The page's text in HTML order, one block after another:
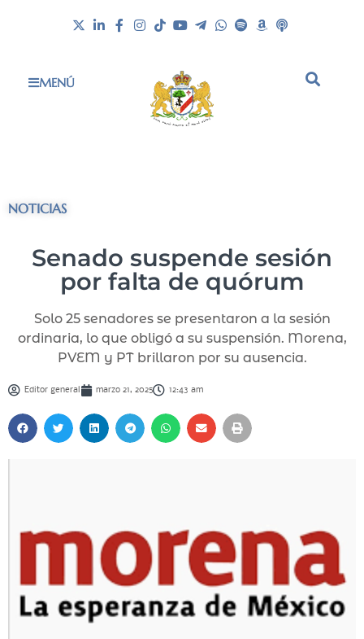
MENÚ
NOTICIAS
Senado suspende sesión
por falta de quórum
Solo 25 senadores se presentaron a la sesión
ordinaria, lo que obligó a su suspensión. Morena,
PVEM y PT brillaron por su ausencia.
Editor general marzo 21, 2025 12:43 am